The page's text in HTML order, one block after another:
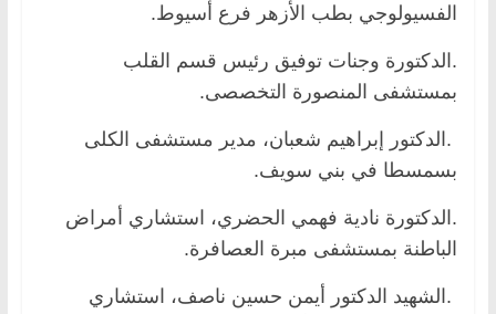
الفسيولوجي بطب الأزهر فرع أسيوط.
.الدكتورة وجنات توفيق رئيس قسم القلب
بمستشفى المنصورة التخصصى.
.الدكتور إبراهيم شعبان، مدير مستشفى الكلى
بسمسطا في بني سويف.
.الدكتورة نادية فهمي الحضري، استشاري أمراض
الباطنة بمستشفى مبرة العصافرة.
.الشهيد الدكتور أيمن حسين ناصف، استشاري